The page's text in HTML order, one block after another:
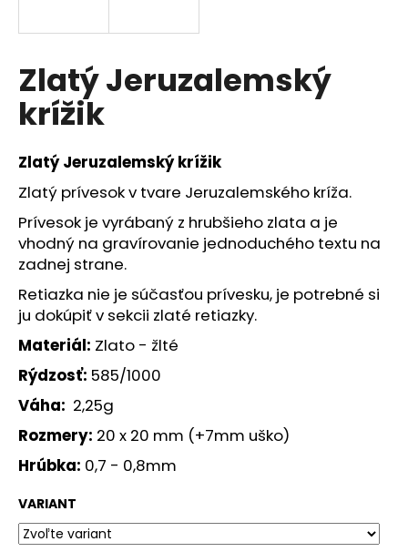
Zlatý Jeruzalemský
krížik
Zlatý Jeruzalemský krížik
Zlatý prívesok v tvare Jeruzalemského kríža.
Prívesok je vyrábaný z hrubšieho zlata a je
vhodný na gravírovanie jednoduchého textu na
zadnej strane.
Retiazka nie je súčasťou prívesku, je potrebné si
ju dokúpiť v sekcii zlaté retiazky.
Materiál: Zlato - žlté
Rýdzosť: 585/1000
Váha: 2,25g
Rozmery: 20 x 20 mm (+7mm uško)
Hrúbka: 0,7 - 0,8mm
VARIANT
s
ť
?
O
d
p
o
r
ú
č
a
e
ZLATÝ
PRÍVESOK